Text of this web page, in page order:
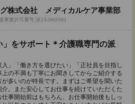
グ株式会社 メディカルケア事業部
事業許可番号:派13-060060
」をサポート＊介護職専門の派
入」「働き方を選びたい」「正社員を目指し
の不満も丁寧にお聞きしてからご紹介する
多いのが特長です。まずはご希望を聞いた
。また安心してお仕事を続けていただくた
事開始前はもちろん、お仕事開始後もしっ